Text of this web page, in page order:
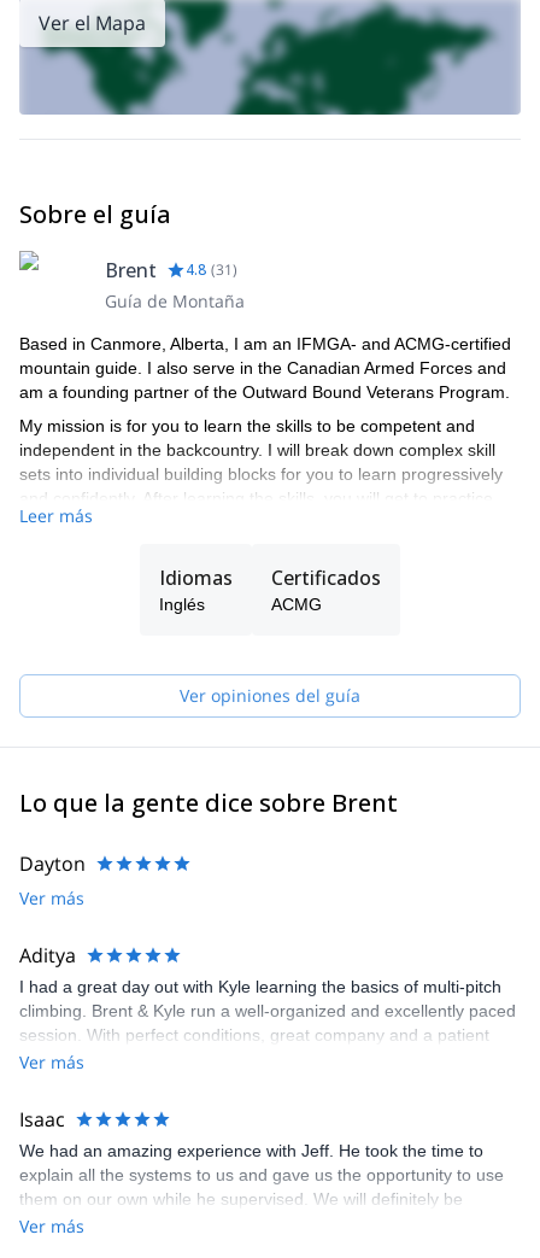
Ver el Mapa
Sobre el guía
Brent 4.8 (31)
Guía de Montaña
Based in Canmore, Alberta, I am an IFMGA- and ACMG-certified
mountain guide. I also serve in the Canadian Armed Forces and
am a founding partner of the Outward Bound Veterans Program.
My mission is for you to learn the skills to be competent and
independent in the backcountry. I will break down complex skill
sets into individual building blocks for you to learn progressively
and confidently. After learning the skills, you will get to practice
them in the backcountry with my guidance or that of one of the
Leer más
Idiomas
Inglés
Certificados
ACMG
Ver opiniones del guía
Lo que la gente dice sobre Brent
Dayton
Ver más
Aditya
I had a great day out with Kyle learning the basics of multi-pitch
climbing. Brent & Kyle run a well-organized and excellently paced
session. With perfect conditions, great company and a patient
guide, the trip was awesome. I’ll definitely return for more time on
Ver más
Isaac
We had an amazing experience with Jeff. He took the time to
explain all the systems to us and gave us the opportunity to use
them on our own while he supervised. We will definitely be
coming back next year!
Ver más